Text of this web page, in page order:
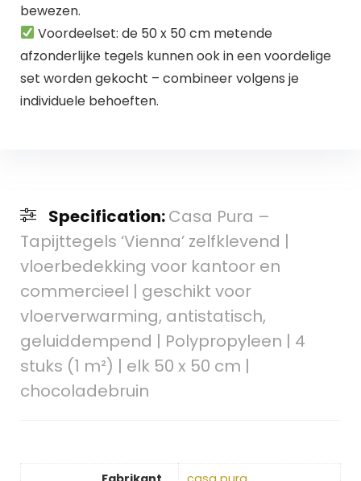
bewezen.
Voordeelset: de 50 x 50 cm metende
afzonderlijke tegels kunnen ook in een voordelige
set worden gekocht – combineer volgens je
individuele behoeften.
Specification:Casa Pura –
Tapijttegels ‘Vienna’ zelfklevend |
vloerbedekking voor kantoor en
commercieel | geschikt voor
vloerverwarming, antistatisch,
geluiddempend | Polypropyleen | 4
stuks (1 m²) | elk 50 x 50 cm |
chocoladebruin